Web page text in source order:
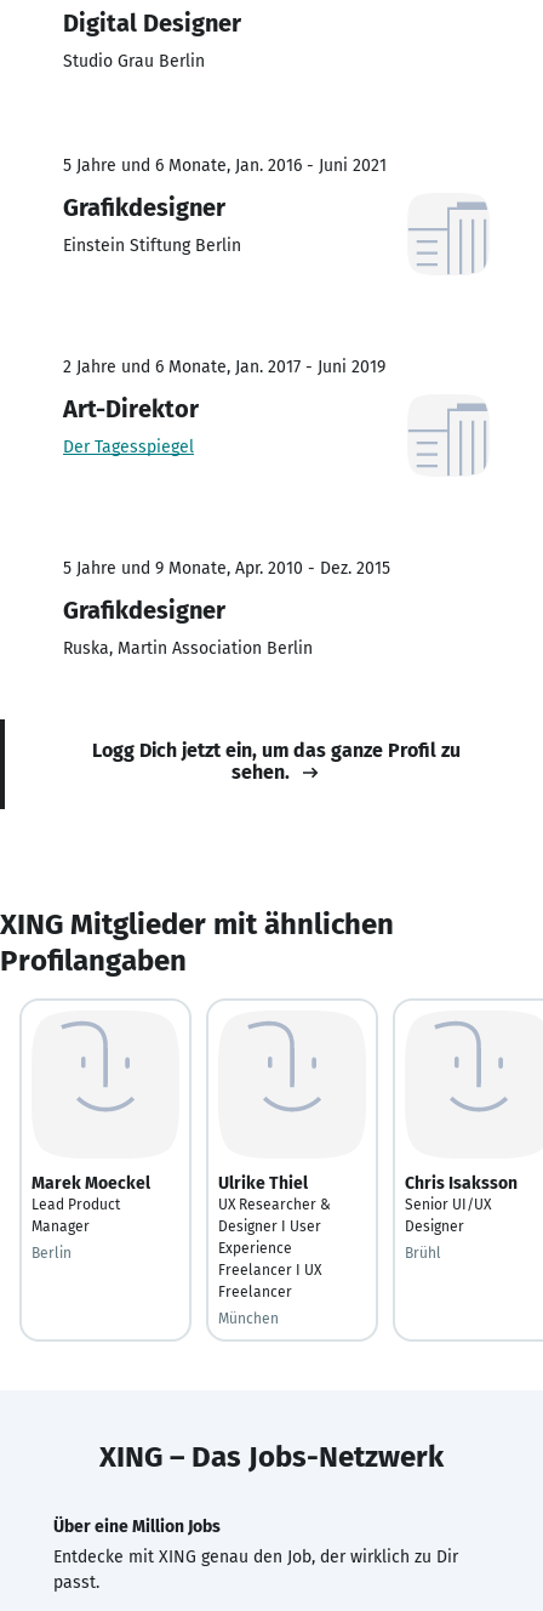
Digital Designer
Studio Grau Berlin
5 Jahre und 6 Monate, Jan. 2016 - Juni 2021
Grafikdesigner
Einstein Stiftung Berlin
2 Jahre und 6 Monate, Jan. 2017 - Juni 2019
Art-Direktor
Der Tagesspiegel
5 Jahre und 9 Monate, Apr. 2010 - Dez. 2015
Grafikdesigner
Ruska, Martin Association Berlin
Logg Dich jetzt ein, um das ganze Profil zu
sehen.
XING Mitglieder mit ähnlichen
Profilangaben
Marek Moeckel
Lead Product
Manager
Berlin
Ulrike Thiel
UX Researcher &
Designer I User
Experience
Freelancer I UX
Freelancer
München
Chris Isaksson
Senior UI/UX
Designer
Brühl
XING – Das Jobs-Netzwerk
Über eine Million Jobs
Entdecke mit XING genau den Job, der wirklich zu Dir
passt.